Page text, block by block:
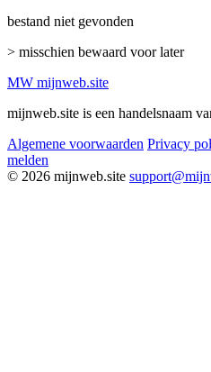
bestand niet gevonden
> misschien bewaard voor later
MW mijnweb.site
mijnweb.site is een handelsnaam
Algemene voorwaarden Privacy
melden
© 2026 mijnweb.site